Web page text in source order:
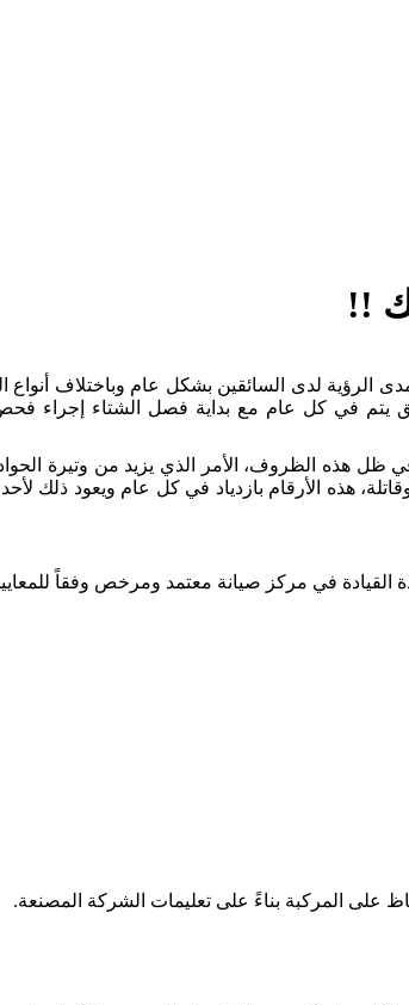
!!
الرؤية لدى السائقين بشكل عام وباختلاف أنواع
يتم في كل عام مع بداية فصل الشتاء إجراء
ظل هذه الظروف، الأمر الذي يزيد من وتيرة
الطرق 12 ألف حادث مخلفاً أكثر من 9 آلاف إصابة بين متوسطة وقاتلة، هذه الأرقام
القيادة في مركز صيانة معتمد ومرخص وفقاً
على المركبة بناءً على تعليمات الشركة المصنعة.